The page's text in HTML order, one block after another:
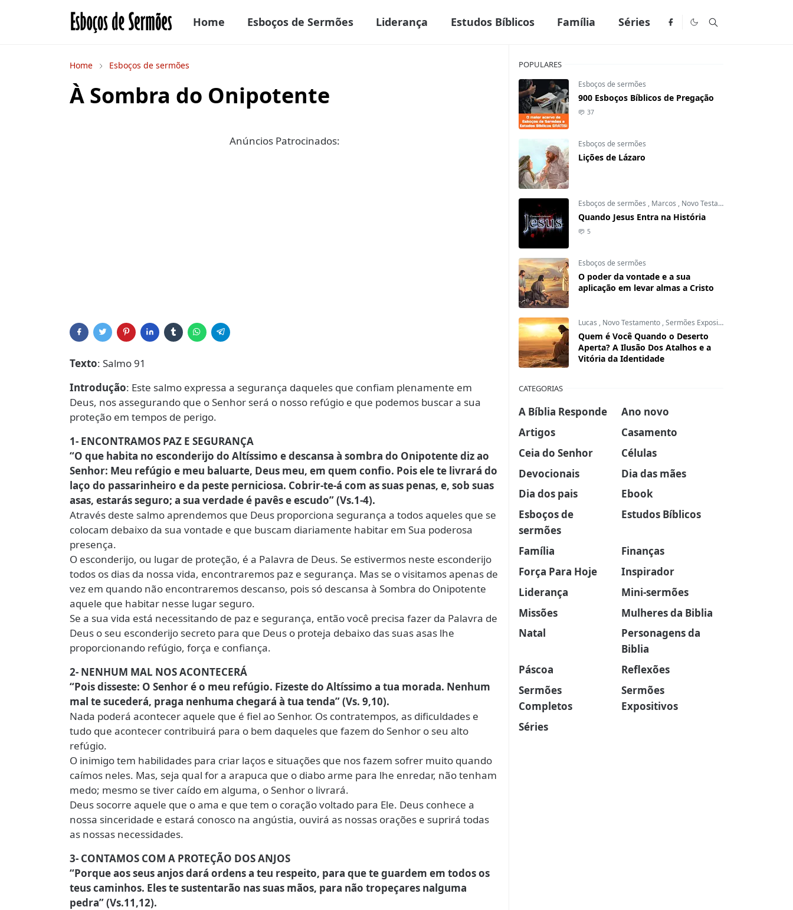
Home Esboços de Sermões Liderança Estudos Bíblicos Família Séries
Home Esboços de sermões
À Sombra do Onipotente
Anúncios Patrocinados:
Texto: Salmo 91
Introdução: Este salmo expressa a segurança daqueles que confiam plenamente em
Deus, nos assegurando que o Senhor será o nosso refúgio e que podemos buscar a sua
proteção em tempos de perigo.
1- ENCONTRAMOS PAZ E SEGURANÇA
“O que habita no esconderijo do Altíssimo e descansa à sombra do Onipotente diz ao
Senhor: Meu refúgio e meu baluarte, Deus meu, em quem confio. Pois ele te livrará do
laço do passarinheiro e da peste perniciosa. Cobrir-te-á com as suas penas, e, sob suas
asas, estarás seguro; a sua verdade é pavês e escudo” (Vs.1-4).
Através deste salmo aprendemos que Deus proporciona segurança a todos aqueles que se
colocam debaixo da sua vontade e que buscam diariamente habitar em Sua poderosa
presença.
O esconderijo, ou lugar de proteção, é a Palavra de Deus. Se estivermos neste esconderijo
todos os dias da nossa vida, encontraremos paz e segurança. Mas se o visitamos apenas de
vez em quando não encontraremos descanso, pois só descansa à Sombra do Onipotente
aquele que habitar nesse lugar seguro.
Se a sua vida está necessitando de paz e segurança, então você precisa fazer da Palavra de
Deus o seu esconderijo secreto para que Deus o proteja debaixo das suas asas lhe
proporcionando refúgio, força e confiança.
2- NENHUM MAL NOS ACONTECERÁ
“Pois disseste: O Senhor é o meu refúgio. Fizeste do Altíssimo a tua morada. Nenhum
mal te sucederá, praga nenhuma chegará à tua tenda” (Vs. 9,10).
Nada poderá acontecer aquele que é fiel ao Senhor. Os contratempos, as dificuldades e
tudo que acontecer contribuirá para o bem daqueles que fazem do Senhor o seu alto
refúgio.
O inimigo tem habilidades para criar laços e situações que nos fazem sofrer muito quando
caímos neles. Mas, seja qual for a arapuca que o diabo arme para lhe enredar, não tenham
medo; mesmo se tiver caído em alguma, o Senhor o livrará.
Deus socorre aquele que o ama e que tem o coração voltado para Ele. Deus conhece a
nossa sinceridade e estará conosco na angústia, ouvirá as nossas orações e suprirá todas
as nossas necessidades.
3- CONTAMOS COM A PROTEÇÃO DOS ANJOS
“Porque aos seus anjos dará ordens a teu respeito, para que te guardem em todos os
teus caminhos. Eles te sustentarão nas suas mãos, para não tropeçares nalguma
pedra” (Vs.11,12).
POPULARES
Esboços de sermões
900 Esboços Bíblicos de Pregação
37
Esboços de sermões
Lições de Lázaro
Esboços de sermões , Marcos , Novo Testamento
Quando Jesus Entra na História
5
Esboços de sermões
O poder da vontade e a sua
aplicação em levar almas a Cristo
Lucas , Novo Testamento ,Sermões Expositivos
Quem é Você Quando o Deserto
Aperta? A Ilusão Dos Atalhos e a
Vitória da Identidade
CATEGORIAS
A Bíblia Responde
Ano novo
Artigos
Casamento
Ceia do Senhor
Células
Devocionais
Dia das mães
Dia dos pais
Ebook
Esboços de
sermões
Estudos Bíblicos
Família
Finanças
Força Para Hoje
Inspirador
Liderança
Mini-sermões
Missões
Mulheres da Biblia
Natal
Personagens da
Biblia
Páscoa
Reflexões
Sermões
Completos
Sermões
Expositivos
Séries